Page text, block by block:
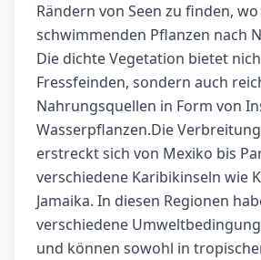
Rändern von Seen zu finden,
schwimmenden Pflanzen nach
Die dichte Vegetation bietet
Fressfeinden, sondern auch
Nahrungsquellen in Form von
Wasserpflanzen.Die
erstreckt sich von Mexiko bis
verschiedene Karibikinseln wie
Jamaika. In diesen Regionen
verschiedene
und können sowohl in